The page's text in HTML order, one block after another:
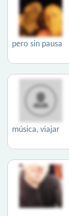
pero sin pausa
música, viajar